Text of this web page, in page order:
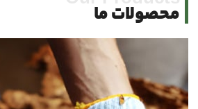
محصولات ما